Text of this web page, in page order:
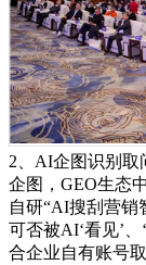
2、AI企图识别取
企图，GEO生态
自研“AI搜刮营销
可否被AI‘看见’
合企业自有账号